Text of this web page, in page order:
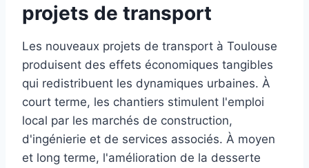
projets de transport
Les nouveaux projets de transport à Toulouse
produisent des effets économiques tangibles
qui redistribuent les dynamiques urbaines. À
court terme, les chantiers stimulent l'emploi
local par les marchés de construction,
d'ingénierie et de services associés. À moyen
et long terme, l'amélioration de la desserte